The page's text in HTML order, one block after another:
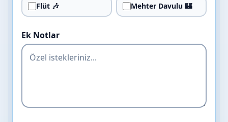
Flüt 🎶 Mehter Davulu 🏰
Ek Notlar